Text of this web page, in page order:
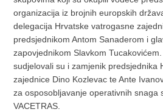
organizacija iz brojnih europskih
delegacija Hrvatske vatrogasne
predsjednikom Antom Sanaderom i
zapovjednikom Slavkom
sudjelovali su i zamjenik predsjednika
zajednice Dino Kozlevac te Ante
za osposobljavanje operativnih snaga
VACETRAS.